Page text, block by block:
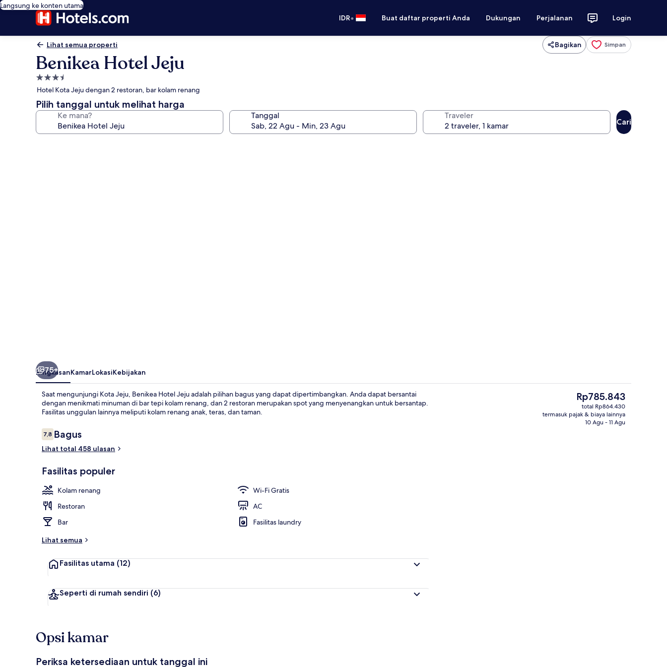
Langsung ke konten utama
IDR• Buat daftar properti Anda Dukungan Perjalanan Login
Lihat semua properti Bagikan Simpan
Benikea Hotel Jeju
Properti
bintang
3.5
Hotel Kota Jeju dengan 2 restoran, bar kolam renang
Pilih tanggal untuk melihat harga
Ke mana? Tanggal Traveler
Cari
Family Triple Room (Random view -
75+
RingkasanKamarLokasiKebijakan
Saat mengunjungi Kota Jeju, Benikea Hotel Jeju adalah pilihan bagus yang dapat dipertimbangkan. Anda dapat bersantai
dengan menikmati minuman di bar tepi kolam renang, dan 2 restoran merupakan spot yang menyenangkan untuk bersantap.
Fasilitas unggulan lainnya meliputi kolam renang anak, teras, dan taman.
Ulasan
7,87,8 dari 10
Bagus
Lihat total 458 ulasan
Fasilitas populer
Kolam renang
Wi-Fi Gratis
Restoran
AC
Bar
Fasilitas laundry
Lihat semua
Fasilitas utama (12)
Seperti di rumah sendiri (6)
Harga
saat
ini
Rp785.843
Rp785.843
total Rp864.430
termasuk pajak & biaya lainnya
10 Agu - 11 Agu
Opsi kamar
Periksa ketersediaan untuk tanggal ini